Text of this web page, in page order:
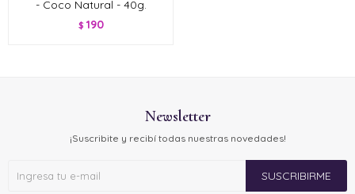
- Coco Natural - 40g.
$ 190
Newsletter
¡Suscribite y recibí todas nuestras novedades!
SUSCRIBIRME